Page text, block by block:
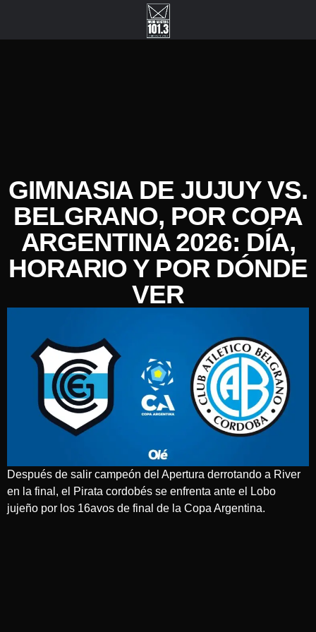
GIMNASIA DE JUJUY VS.
BELGRANO, POR COPA
ARGENTINA 2026: DÍA,
HORARIO Y POR DÓNDE
VER
Después de salir campeón del Apertura derrotando a River
en la final, el Pirata cordobés se enfrenta ante el Lobo
jujeño por los 16avos de final de la Copa Argentina.